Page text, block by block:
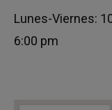
Lunes-Viernes:
6:00 pm